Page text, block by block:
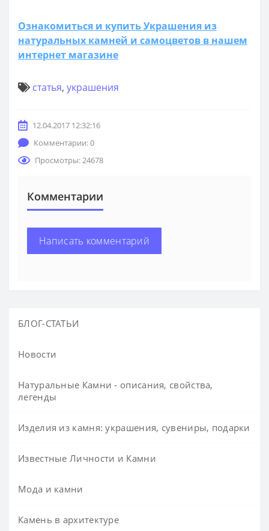
Ознакомиться и купить Украшения из
натуральных камней и самоцветов в нашем
интернет магазине
статья, украшения
12.04.2017 12:32:16
Комментарии: 0
Просмотры: 24678
Комментарии
Написать комментарий
БЛОГ-СТАТЬИ
Новости
Натуральные Камни - описания, свойства,
легенды
Изделия из камня: украшения, сувениры, подарки
Известные Личности и Камни
Мода и камни
Камень в архитектуре